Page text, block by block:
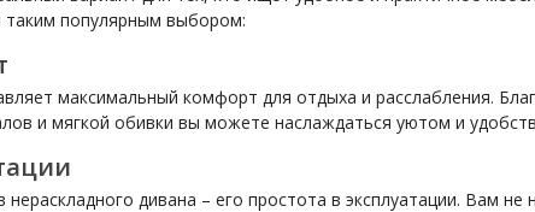
таким популярным выбором:
максимальный комфорт для отдыха и расслабления.
и мягкой обивки вы можете наслаждаться уютом и
дивана – его простота в эксплуатации. Вам